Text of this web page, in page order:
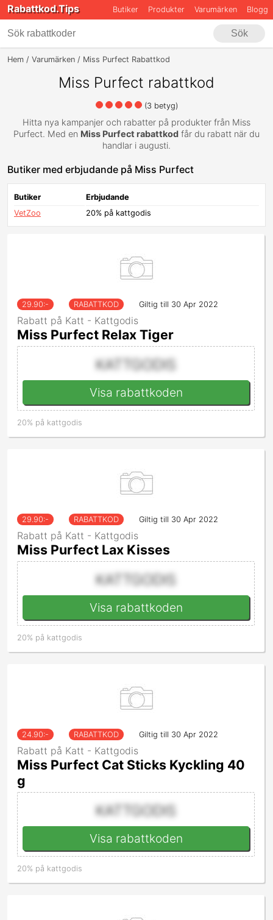
Rabattkod.Tips Butiker Produkter Varumärken Blogg
Sök
Hem Varumärken Miss Purfect Rabattkod
Miss Purfect rabattkod
(3 betyg)
Hitta nya kampanjer och rabatter på produkter från Miss
Purfect. Med en Miss Purfect rabattkod får du rabatt när du
handlar i augusti.
Butiker med erbjudande på Miss Purfect
Butiker
Erbjudande
VetZoo
20% på kattgodis
29.90:- RABATTKOD Giltig till 30 Apr 2022
Rabatt på Katt - Kattgodis
Miss Purfect Relax Tiger
KATTGODIS
Visa rabattkoden
20% på kattgodis
29.90:- RABATTKOD Giltig till 30 Apr 2022
Rabatt på Katt - Kattgodis
Miss Purfect Lax Kisses
KATTGODIS
Visa rabattkoden
20% på kattgodis
24.90:- RABATTKOD Giltig till 30 Apr 2022
Rabatt på Katt - Kattgodis
Miss Purfect Cat Sticks Kyckling 40
g
KATTGODIS
Visa rabattkoden
20% på kattgodis